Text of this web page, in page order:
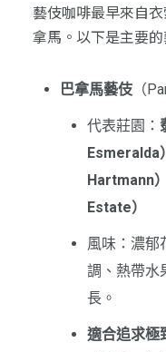
藝伎咖啡最早來自
拿馬。以下是主要
巴拿馬藝伎（
代表莊園：
Esmeralda
Hartmann
Estate）
風味：濃郁
調、熱帶水
長。
適合追求極